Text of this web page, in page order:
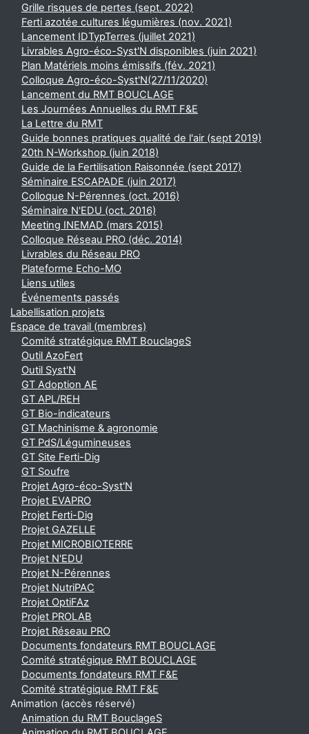
Grille risques de pertes (sept. 2022)
Ferti azotée cultures légumières (nov. 2021)
Lancement IDTypTerres (juillet 2021)
Livrables Agro-éco-Syst'N disponibles (juin 2021)
Plan Matériels moins émissifs (fév. 2021)
Colloque Agro-éco-Syst'N(27/11/2020)
Lancement du RMT BOUCLAGE
Les Journées Annuelles du RMT F&E
La Lettre du RMT
Guide bonnes pratiques qualité de l'air (sept 2019)
20th N-Workshop (juin 2018)
Guide de la Fertilisation Raisonnée (sept 2017)
Séminaire ESCAPADE (juin 2017)
Colloque N-Pérennes (oct. 2016)
Séminaire N'EDU (oct. 2016)
Meeting INEMAD (mars 2015)
Colloque Réseau PRO (déc. 2014)
Livrables du Réseau PRO
Plateforme Echo-MO
Liens utiles
Événements passés
Labellisation projets
Espace de travail (membres)
Comité stratégique RMT BouclageS
Outil AzoFert
Outil Syst'N
GT Adoption AE
GT APL/REH
GT Bio-indicateurs
GT Machinisme & agronomie
GT PdS/Légumineuses
GT Site Ferti-Dig
GT Soufre
Projet Agro-éco-Syst'N
Projet EVAPRO
Projet Ferti-Dig
Projet GAZELLE
Projet MICROBIOTERRE
Projet N'EDU
Projet N-Pérennes
Projet NutriPAC
Projet OptiFAz
Projet PROLAB
Projet Réseau PRO
Documents fondateurs RMT BOUCLAGE
Comité stratégique RMT BOUCLAGE
Documents fondateurs RMT F&E
Comité stratégique RMT F&E
Animation (accès réservé)
Animation du RMT BouclageS